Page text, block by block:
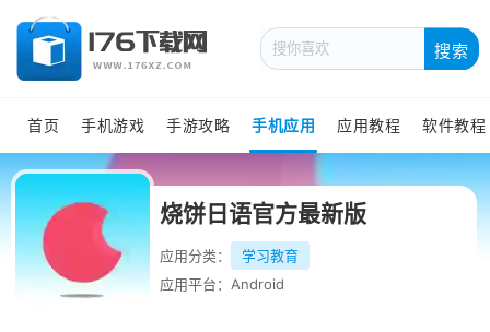
搜索
首页 手机游戏 手游攻略 手机应用 应用教程 软件教程
烧饼日语官方最新版
应用分类：
学习教育
应用平台：Android